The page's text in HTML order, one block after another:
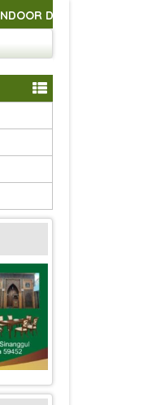
OUTDOOR ASLI
OUTDOOR ASLI
OUTDOOR ASLI